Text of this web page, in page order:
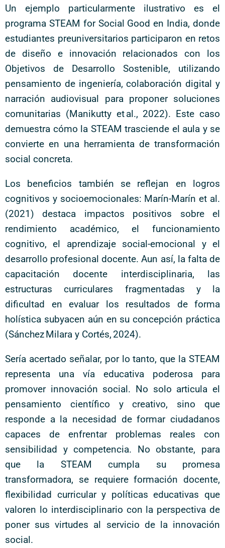
Un ejemplo particularmente ilustrativo es el
programa STEAM for Social Good en India, donde
estudiantes preuniversitarios participaron en retos
de diseño e innovación relacionados con los
Objetivos de Desarrollo Sostenible, utilizando
pensamiento de ingeniería, colaboración digital y
narración audiovisual para proponer soluciones
comunitarias (Manikutty et al., 2022). Este caso
demuestra cómo la STEAM trasciende el aula y se
convierte en una herramienta de transformación
social concreta.
Los beneficios también se reflejan en logros
cognitivos y socioemocionales: Marín-Marín et al.
(2021) destaca impactos positivos sobre el
rendimiento académico, el funcionamiento
cognitivo, el aprendizaje social-emocional y el
desarrollo profesional docente. Aun así, la falta de
capacitación docente interdisciplinaria, las
estructuras curriculares fragmentadas y la
dificultad en evaluar los resultados de forma
holística subyacen aún en su concepción práctica
(Sánchez Milara y Cortés, 2024).
Sería acertado señalar, por lo tanto, que la STEAM
representa una vía educativa poderosa para
promover innovación social. No solo articula el
pensamiento científico y creativo, sino que
responde a la necesidad de formar ciudadanos
capaces de enfrentar problemas reales con
sensibilidad y competencia. No obstante, para
que la STEAM cumpla su promesa
transformadora, se requiere formación docente,
flexibilidad curricular y políticas educativas que
valoren lo interdisciplinario con la perspectiva de
poner sus virtudes al servicio de la innovación
social.